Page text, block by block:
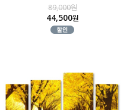
89,000원
44,500원